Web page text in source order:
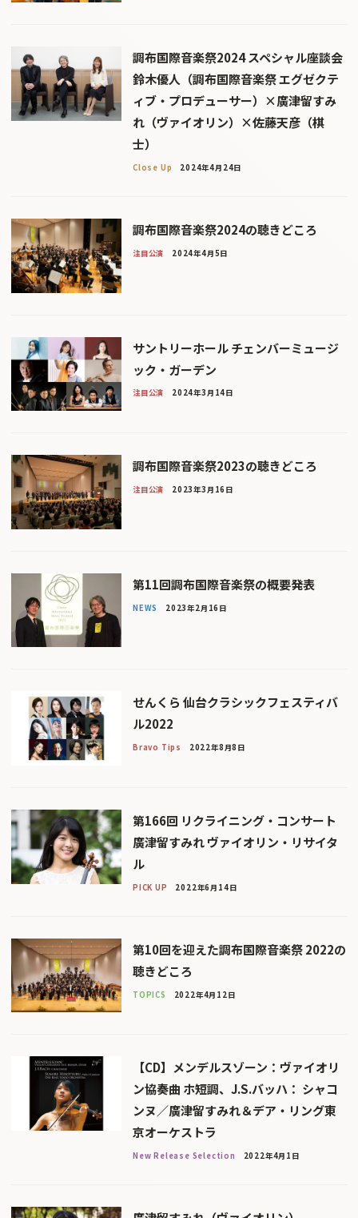
調布国際音楽祭2024 スペシャル座談会
鈴木優人（調布国際音楽祭 エグゼクテ
ィブ・プロデューサー）×廣津留すみ
れ（ヴァイオリン）×佐藤天彦（棋
士）
Close Up 2024年4月24日
調布国際音楽祭2024の聴きどころ
注目公演 2024年4月5日
サントリーホール チェンバーミュージ
ック・ガーデン
注目公演 2024年3月14日
調布国際音楽祭2023の聴きどころ
注目公演 2023年3月16日
第11回調布国際音楽祭の概要発表
NEWS 2023年2月16日
せんくら 仙台クラシックフェスティバ
ル2022
Bravo Tips 2022年8月8日
第166回 リクライニング・コンサート
廣津留すみれ ヴァイオリン・リサイタ
ル
PICK UP 2022年6月14日
第10回を迎えた調布国際音楽祭 2022の
聴きどころ
TOPICS 2022年4月12日
【CD】メンデルスゾーン：ヴァイオリ
ン協奏曲 ホ短調、J.S.バッハ： シャコ
ンヌ／廣津留すみれ＆デア・リング東
京オーケストラ
New Release Selection 2022年4月1日